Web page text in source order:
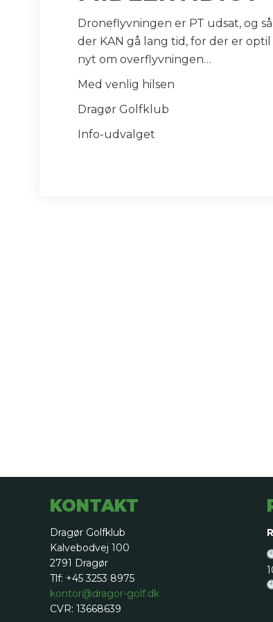
Droneflyvningen er PT udsat, og
der KAN gå lang tid, for der er
nyt om overflyvningen…
Med venlig hilsen
Dragør Golfklub
Info-udvalget
KONTAKT
Dragør Golfklub
Kalvebodvej 100
2791 Dragør
Tlf: +45 3253 8975
kontor@dragor-golf.dk
CVR: 13668639